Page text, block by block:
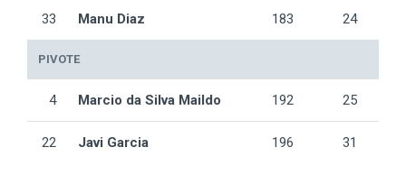
33 Manu Diaz 183 24
PIVOTE
4 Marcio da Silva Maildo 192 25
22 Javi Garcia 196 31